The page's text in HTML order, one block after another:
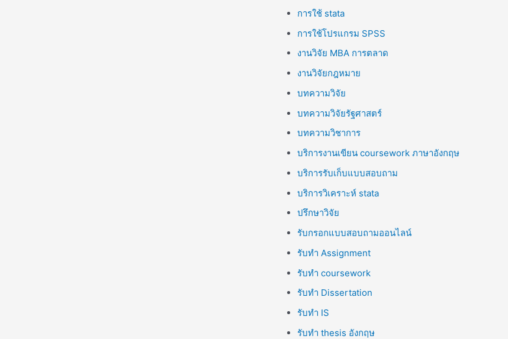
การใช้ stata
การใช้โปรแกรม SPSS
งานวิจัย MBA การตลาด
งานวิจัยกฎหมาย
บทความวิจัย
บทความวิจัยรัฐศาสตร์
บทความวิชาการ
บริการงานเขียน coursework ภาษาอังกฤษ
บริการรับเก็บแบบสอบถาม
บริการวิเคราะห์ stata
ปรึกษาวิจัย
รับกรอกแบบสอบถามออนไลน์
รับทำ Assignment
รับทำ coursework
รับทำ Dissertation
รับทำ IS
รับทำ thesis อังกฤษ